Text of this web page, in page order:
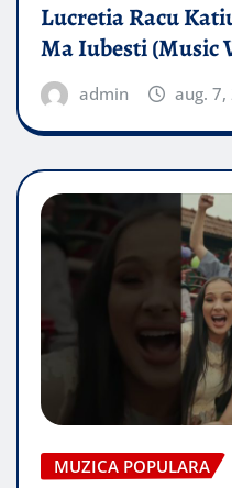
Lucretia Racu
Ma Iubesti (Music
admin aug. 7,
MUZICA POPULARA